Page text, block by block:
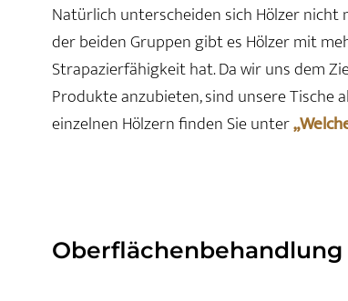
Natürlich unterscheiden sich Hölzer
der beiden Gruppen gibt es Hölzer mit
Strapazierfähigkeit hat. Da wir uns dem
Produkte anzubieten, sind unsere Tische
einzelnen Hölzern finden Sie unter
Oberflächenbehandlung